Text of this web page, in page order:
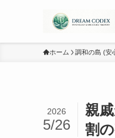
ホーム 調和の島 (安
親
割の
2026
5/26